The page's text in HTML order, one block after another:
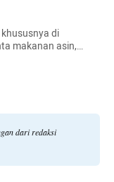
di
makanan asin,
suka! Jangan
dari redaksi